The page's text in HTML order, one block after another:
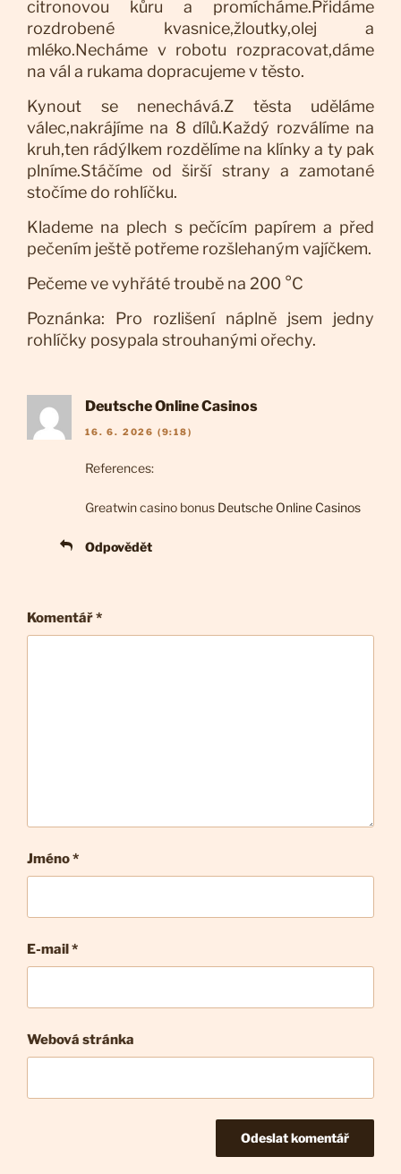
citronovou kůru a promícháme.Přidáme
rozdrobené kvasnice,žloutky,olej a
mléko.Necháme v robotu rozpracovat,dáme
na vál a rukama dopracujeme v těsto.
Kynout se nenechává.Z těsta uděláme
válec,nakrájíme na 8 dílů.Každý rozválíme na
kruh,ten rádýlkem rozdělíme na klínky a ty pak
plníme.Stáčíme od širší strany a zamotané
stočíme do rohlíčku.
Klademe na plech s pečícím papírem a před
pečením ještě potřeme rozšlehaným vajíčkem.
Pečeme ve vyhřáté troubě na 200 °C
Poznánka: Pro rozlišení náplně jsem jedny
rohlíčky posypala strouhanými ořechy.
Deutsche Online Casinos
16. 6. 2026 (9:18)
References:
Greatwin casino bonus Deutsche Online Casinos
Odpovědět
Komentář*
Jméno *
E-mail*
Webová stránka